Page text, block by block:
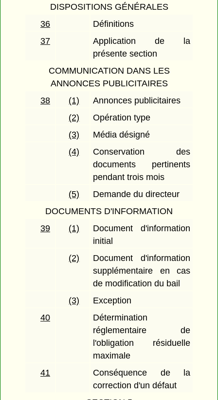
DISPOSITIONS GÉNÉRALES
36
Définitions
37
Application de la
présente section
COMMUNICATION DANS LES
ANNONCES PUBLICITAIRES
38
(1)
Annonces publicitaires
(2)
Opération type
(3)
Média désigné
(4)
Conservation des
documents pertinents
pendant trois mois
(5)
Demande du directeur
DOCUMENTS D'INFORMATION
39
(1)
Document d'information
initial
(2)
Document d'information
supplémentaire en cas
de modification du bail
(3)
Exception
40
Détermination
réglementaire de
l'obligation résiduelle
maximale
41
Conséquence de la
correction d'un défaut